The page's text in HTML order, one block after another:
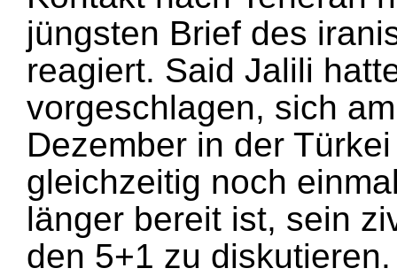
jüngsten Brief des
reagiert. Said Jalili
vorgeschlagen, sich
Dezember in der
gleichzeitig noch
länger bereit ist, sein
den 5+1 zu diskutieren.